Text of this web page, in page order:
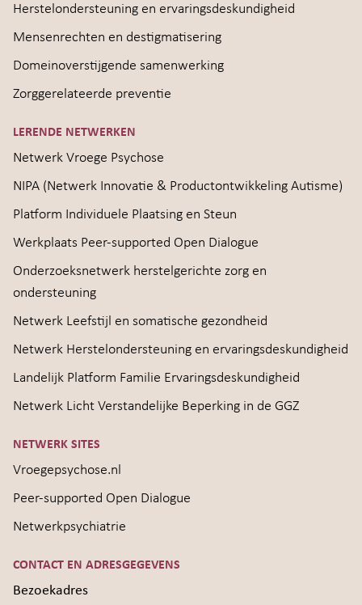
Herstelondersteuning en ervaringsdeskundigheid
Mensenrechten en destigmatisering
Domeinoverstijgende samenwerking
Zorggerelateerde preventie
LERENDE NETWERKEN
Netwerk Vroege Psychose
NIPA (Netwerk Innovatie & Productontwikkeling Autisme)
Platform Individuele Plaatsing en Steun
Werkplaats Peer-supported Open Dialogue
Onderzoeksnetwerk herstelgerichte zorg en
ondersteuning
Netwerk Leefstijl en somatische gezondheid
Netwerk Herstelondersteuning en ervaringsdeskundigheid
Landelijk Platform Familie Ervaringsdeskundigheid
Netwerk Licht Verstandelijke Beperking in de GGZ
NETWERK SITES
Vroegepsychose.nl
Peer-supported Open Dialogue
Netwerkpsychiatrie
CONTACT EN ADRESGEGEVENS
Bezoekadres